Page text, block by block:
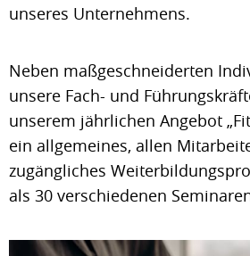
unseres Unternehmens.
Neben maßgeschneiderten
unsere Fach- und
unserem jährlichen Angebot
ein allgemeines, allen
zugängliches
als 30 verschiedenen